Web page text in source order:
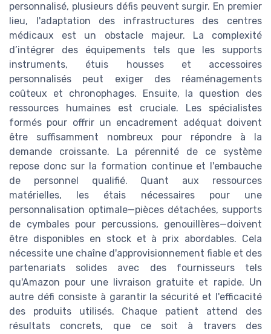
personnalisé, plusieurs défis peuvent surgir. En premier
lieu, l'adaptation des infrastructures des centres
médicaux est un obstacle majeur. La complexité
d’intégrer des équipements tels que les supports
instruments, étuis housses et accessoires
personnalisés peut exiger des réaménagements
coûteux et chronophages. Ensuite, la question des
ressources humaines est cruciale. Les spécialistes
formés pour offrir un encadrement adéquat doivent
être suffisamment nombreux pour répondre à la
demande croissante. La pérennité de ce système
repose donc sur la formation continue et l'embauche
de personnel qualifié. Quant aux ressources
matérielles, les étais nécessaires pour une
personnalisation optimale—pièces détachées, supports
de cymbales pour percussions, genouillères—doivent
être disponibles en stock et à prix abordables. Cela
nécessite une chaîne d'approvisionnement fiable et des
partenariats solides avec des fournisseurs tels
qu'Amazon pour une livraison gratuite et rapide. Un
autre défi consiste à garantir la sécurité et l'efficacité
des produits utilisés. Chaque patient attend des
résultats concrets, que ce soit à travers des